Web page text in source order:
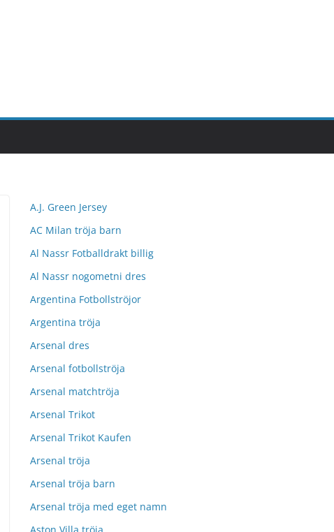
A.J. Green Jersey
AC Milan tröja barn
Al Nassr Fotballdrakt billig
Al Nassr nogometni dres
Argentina Fotbollströjor
Argentina tröja
Arsenal dres
Arsenal fotbollströja
Arsenal matchtröja
Arsenal Trikot
Arsenal Trikot Kaufen
Arsenal tröja
Arsenal tröja barn
Arsenal tröja med eget namn